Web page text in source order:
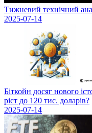
Тижневий технічний
2025-07-14
Біткойн досяг нового
ріст до 120 тис. доларів?
2025-07-14